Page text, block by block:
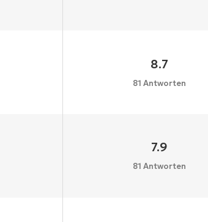
8.7
81 Antworten
7.9
81 Antworten